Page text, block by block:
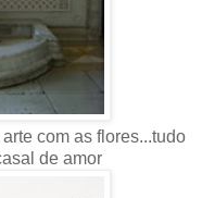
com as flores...tudo
de amor